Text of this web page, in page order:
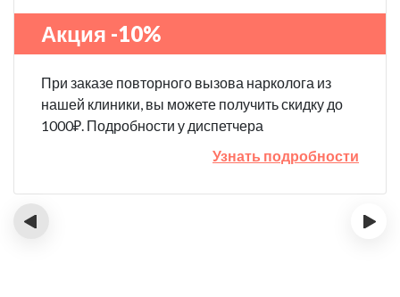
Акция -10%
При заказе повторного вызова нарколога из
нашей клиники, вы можете получить скидку до
1000₽. Подробности у диспетчера
Узнать подробности
‹ ›